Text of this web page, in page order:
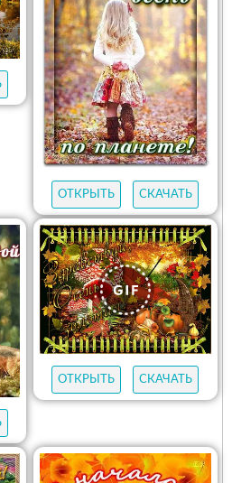
ОТКРЫТЬ СКАЧАТЬ
ОТКРЫТЬ СКАЧАТЬ